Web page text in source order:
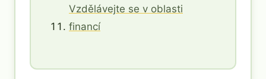
Vzdělávejte se v oblasti
financí